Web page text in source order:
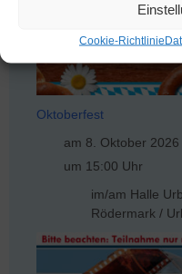
Cookie-Richtlinie
Rödermark /
Oktoberfest
am 8. Oktober 2026
um 15:00 Uhr
im/am Halle
Rödermark /